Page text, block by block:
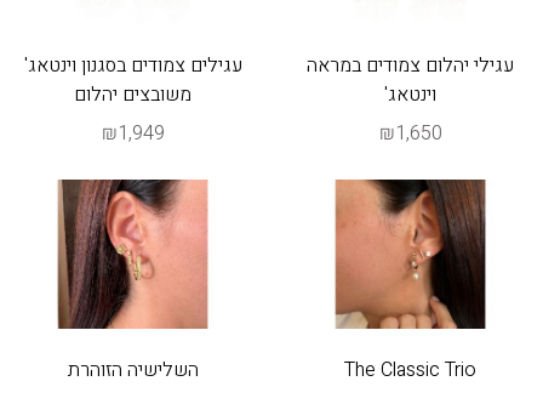
עגילי יהלום צמודים במראה
וינטאג'
₪1,650
עגילים צמודים בסגנון וינטאג'
משובצים יהלום
₪1,949
The Classic Trio השלישיה הזוהרת